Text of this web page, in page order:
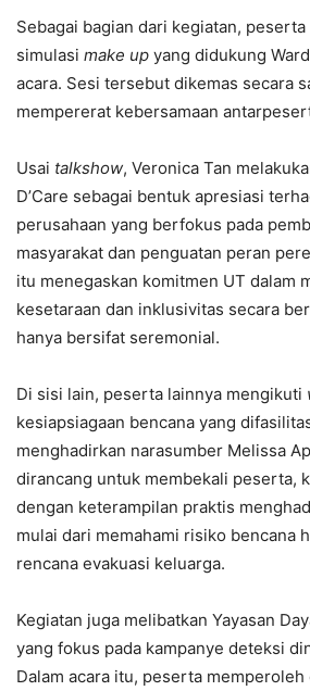
Sebagai bagian dari kegiatan,
simulasi make up yang didukung
acara. Sesi tersebut dikemas secara
mempererat kebersamaan
Usai talkshow, Veronica Tan
D’Care sebagai bentuk apresiasi
perusahaan yang berfokus pada
masyarakat dan penguatan peran
itu menegaskan komitmen UT dalam
kesetaraan dan inklusivitas secara
hanya bersifat seremonial.
Di sisi lain, peserta lainnya mengikuti
kesiapsiagaan bencana yang
menghadirkan narasumber Melissa
dirancang untuk membekali peserta,
dengan keterampilan praktis
mulai dari memahami risiko bencana
rencana evakuasi keluarga.
Kegiatan juga melibatkan Yayasan
yang fokus pada kampanye deteksi
Dalam acara itu, peserta